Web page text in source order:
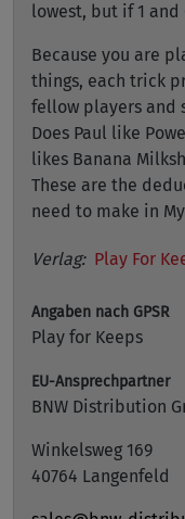
lowest, but if 1
Because you are
things, each trick
fellow players and
Does Paul like
likes Banana
These are the
need to make in
Verlag: Play For
Angaben nach GPSR
Play for Keeps
EU-Ansprechpartner
BNW Distribution
Winkelsweg 169
40764 Langenfeld